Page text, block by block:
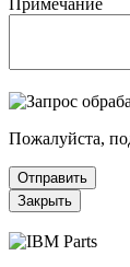
Пожалуйста,
Отправить
Закрыть